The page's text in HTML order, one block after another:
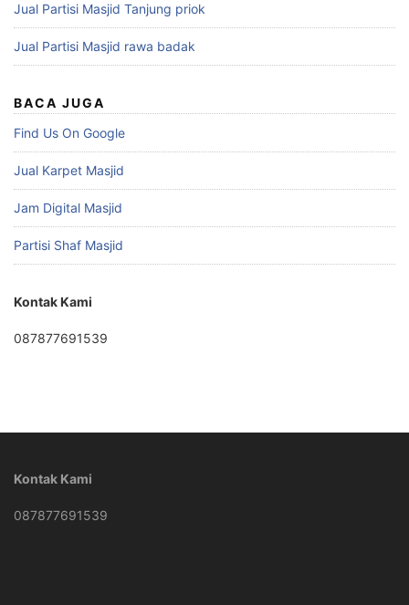
Jual Partisi Masjid Tanjung priok
Jual Partisi Masjid rawa badak
BACA JUGA
Find Us On Google
Jual Karpet Masjid
Jam Digital Masjid
Partisi Shaf Masjid
Kontak Kami
087877691539
Kontak Kami
087877691539